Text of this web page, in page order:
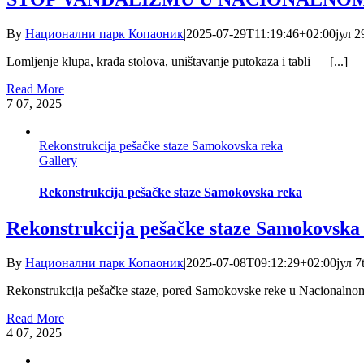
By Национални парк Копаоник|2025-07-29T11:19:46+02:00јул
Lomljenje klupa, krađa stolova, uništavanje putokaza i tabli — [...]
Read More
7 07, 2025
Rekonstrukcija pešačke staze Samokovska reka
Gallery
Rekonstrukcija pešačke staze Samokovska reka
Rekonstrukcija pešačke staze
By Национални парк Копаоник|2025-07-08T09:12:29+02:00јул
Rekonstrukcija pešačke staze, pored Samokovske reke u
Read More
4 07, 2025